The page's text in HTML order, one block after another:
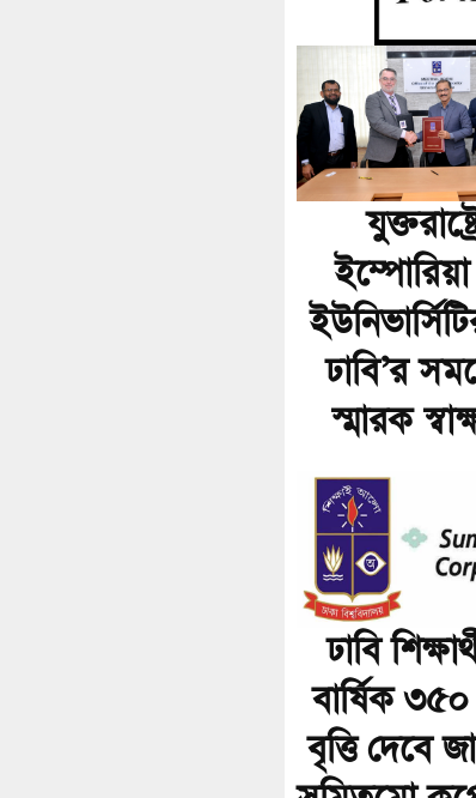
ইম্পোরিয়া
ঢাবি’র
স্মারক
ঢাবি
বার্ষিক
বৃত্তি দেবে